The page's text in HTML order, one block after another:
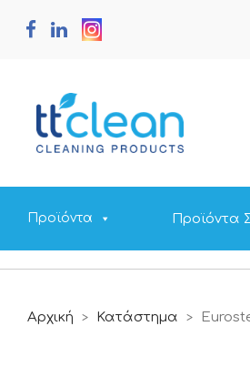
Προϊόντα Προϊόντα
Αρχική > Κατάστημα >